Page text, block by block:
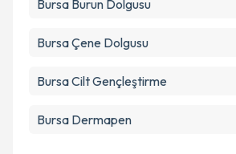
Bursa Burun Dolgusu
Bursa Çene Dolgusu
Bursa Cilt Gençleştirme
Bursa Dermapen